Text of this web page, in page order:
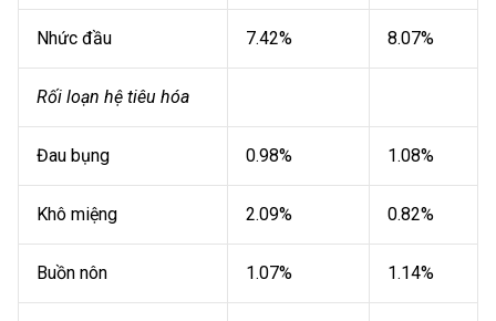
Nhức đầu 7.42% 8.07%
Rối loạn hệ tiêu hóa
Đau bụng 0.98% 1.08%
Khô miệng 2.09% 0.82%
Buồn nôn 1.07% 1.14%